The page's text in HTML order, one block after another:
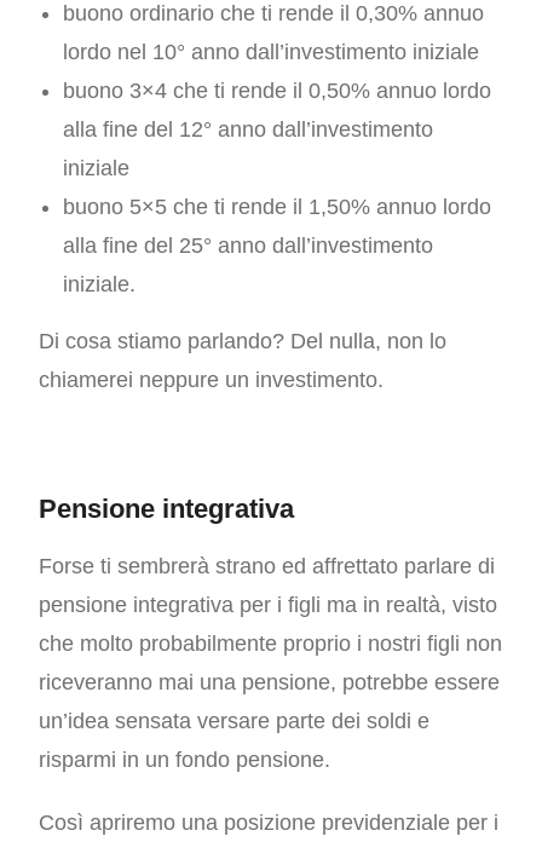
buono ordinario che ti rende il 0,30% annuo
lordo nel 10° anno dall’investimento iniziale
buono 3×4 che ti rende il 0,50% annuo lordo
alla fine del 12° anno dall’investimento
iniziale
buono 5×5 che ti rende il 1,50% annuo lordo
alla fine del 25° anno dall’investimento
iniziale.
Di cosa stiamo parlando? Del nulla, non lo
chiamerei neppure un investimento.
Pensione integrativa
Forse ti sembrerà strano ed affrettato parlare di
pensione integrativa per i figli ma in realtà, visto
che molto probabilmente proprio i nostri figli non
riceveranno mai una pensione, potrebbe essere
un’idea sensata versare parte dei soldi e
risparmi in un fondo pensione.
Così apriremo una posizione previdenziale per i